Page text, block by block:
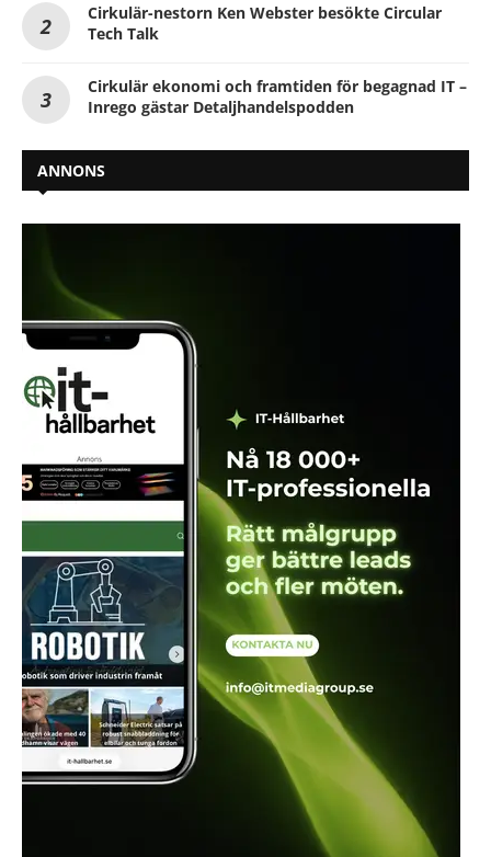
Cirkulär-nestorn Ken Webster besökte Circular
Tech Talk
Cirkulär ekonomi och framtiden för begagnad IT –
Inrego gästar Detaljhandelspodden
ANNONS